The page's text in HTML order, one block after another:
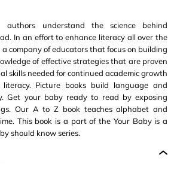
authors understand the science behind
In an effort to enhance literacy all over the
company of educators that focus on building
of effective strategies that are proven
skills needed for continued academic growth
Picture books build language and
Get your baby ready to read by exposing
Our A to Z book teaches alphabet and
This book is a part of the Your Baby is a
should know series.